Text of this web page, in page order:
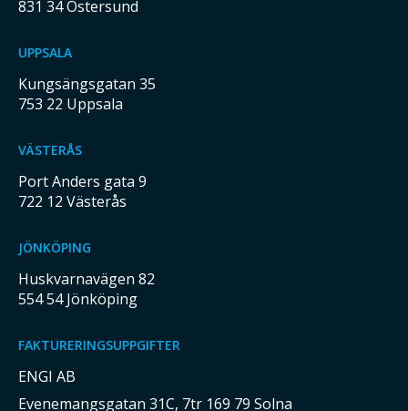
831 34 Östersund
UPPSALA
Kungsängsgatan 35
753 22 Uppsala
VÄSTERÅS
Port Anders gata 9
722 12 Västerås
JÖNKÖPING
Huskvarnavägen 82
554 54 Jönköping
FAKTURERINGSUPPGIFTER
ENGI AB
Evenemangsgatan 31C, 7tr 169 79 Solna